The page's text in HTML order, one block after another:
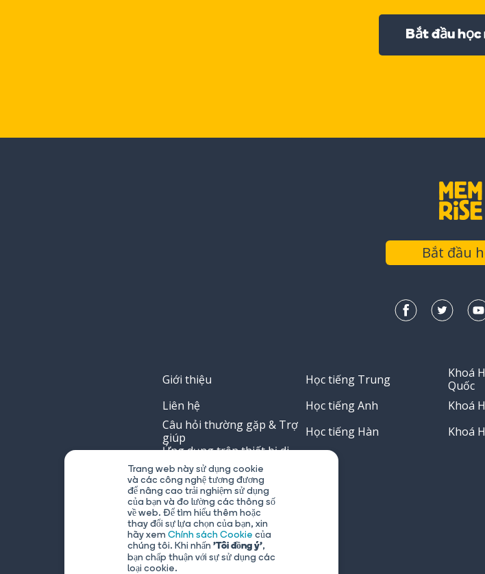
Trang web này sử dụng cookie
và các công nghệ tương đương
để nâng cao trải nghiệm sử dụng
của bạn và đo lường các thông số
về web. Để tìm hiểu thêm hoặc
thay đổi sự lựa chọn của bạn, xin
hãy xemChính sách Cookie của
chúng tôi. Khi nhấn'Tôi đồng ý',
bạn chấp thuận với sự sử dụng các
loại cookie.
Bắt đầu học
Bắt đầu
Giới thiệu Học tiếng Trung
Khoá
Quốc
Liên hệ
Học tiếng Anh Khoá
Câu hỏi thường gặp & Trợ
giúp
Học tiếng Hàn Khoá
Ứng dụng trên thiết bị di
động
Các gói đăng ký
Đội ngũ
Blog Memrise
Blog kỹ thuật lập trình